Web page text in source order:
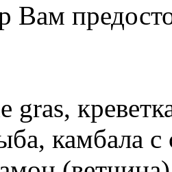
Вам
gras,
камбала с